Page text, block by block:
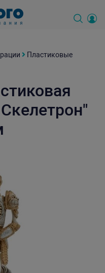
Пластиковые